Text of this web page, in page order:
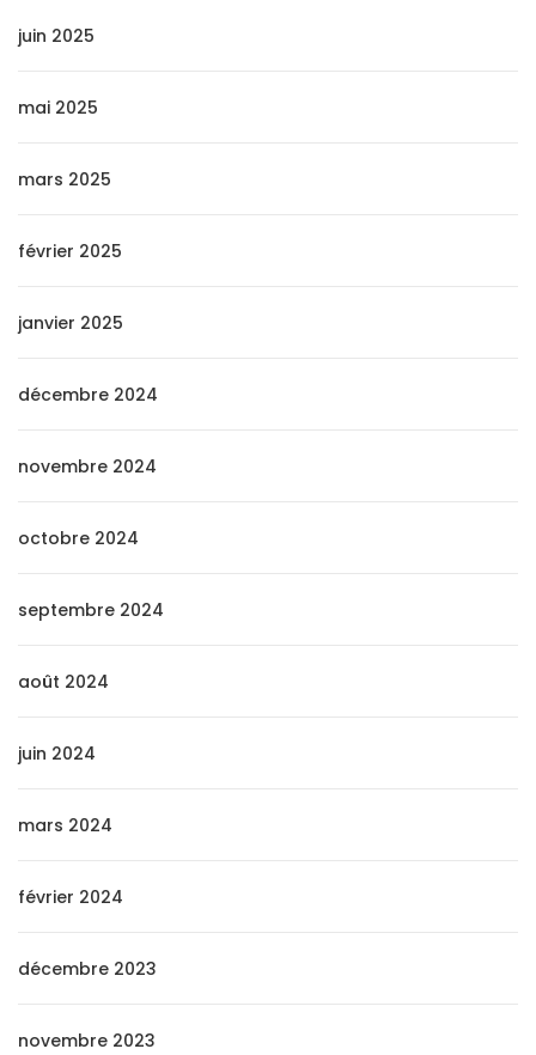
juin 2025
mai 2025
mars 2025
février 2025
janvier 2025
décembre 2024
novembre 2024
octobre 2024
septembre 2024
août 2024
juin 2024
mars 2024
février 2024
décembre 2023
novembre 2023